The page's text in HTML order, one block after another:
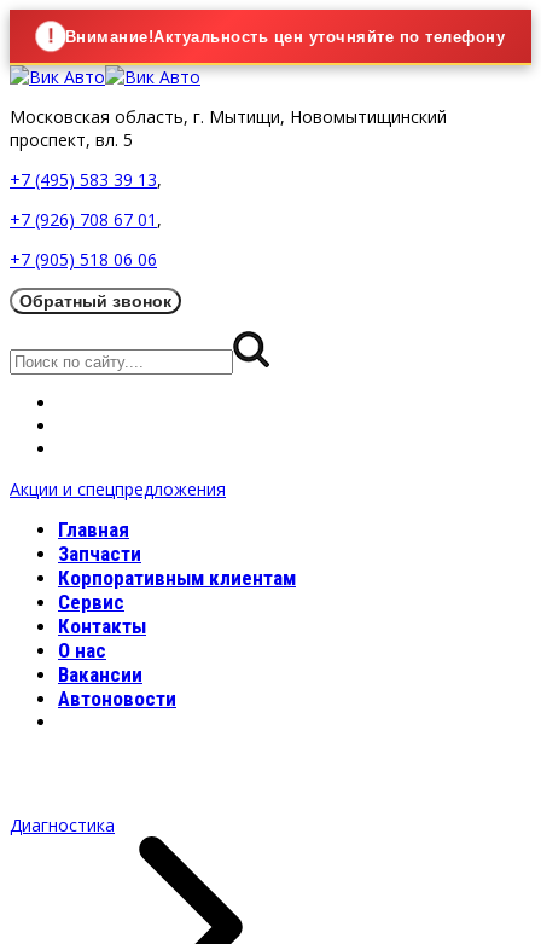
! Внимание!Актуальность цен уточняйте по телефону
Московская область, г. Мытищи, Новомытищинский
проспект, вл. 5
+7 (495) 583 39 13,
+7 (926) 708 67 01 ,
+7 (905) 518 06 06
Акции и спецпредложения
Главная
Запчасти
Корпоративным клиентам
Сервис
Контакты
О нас
Вакансии
Автоновости
Диагностика